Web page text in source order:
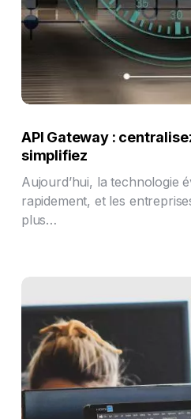
API Gateway :
simplifiez
Aujourd’hui, la technologie
rapidement, et les
plus…